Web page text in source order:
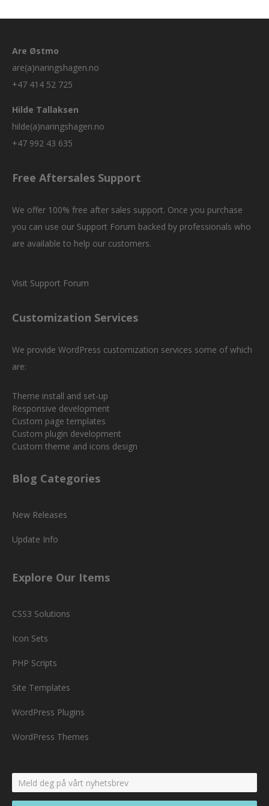
Are Østmo
are(a)naringshagen.no
+47 414 52 725
Hilde Tallaksen
hilde(a)naringshagen.no
+47 992 43 635
Free Aftersales Support
We offer 100% free after sales support. Once you purchase
you can use our Support Forum backed by professionals who
are available to help our customers.
Visit Support Forum
Customization Services
We provide WordPress customization services some of which
are:
Theme install and set-up
Responsive development
Custom page templates
Custom plugin development
Custom theme and icons design
Blog Categories
New Releases
Update Info
Explore Our Items
CSS3 Solutions
Icon Sets
PHP Scripts
Site Templates
WordPress Plugins
WordPress Themes